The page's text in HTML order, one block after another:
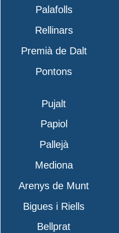
Palafolls
Rellinars
Premià de Dalt
Pontons
Pujalt
Papiol
Pallejà
Mediona
Arenys de Munt
Bigues i Riells
Bellprat